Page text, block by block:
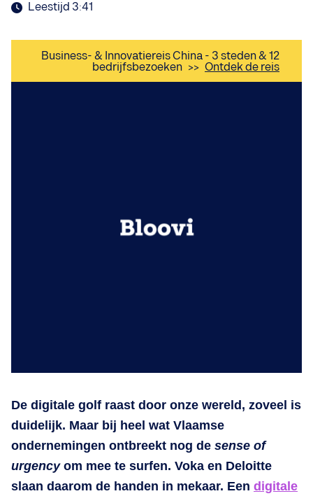
Leestijd 3:41
Business- & Innovatiereis China - 3 steden & 12
bedrijfsbezoeken >> Ontdek de reis
De digitale golf raast door onze wereld, zoveel is
duidelijk. Maar bij heel wat Vlaamse
ondernemingen ontbreekt nog de sense of
urgencyom mee te surfen. Voka en Deloitte
slaan daarom de handen in mekaar. Een digitale